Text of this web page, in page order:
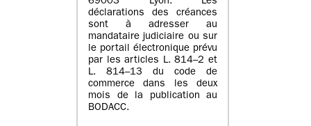
déclarations des créances
sont à adresser au
mandataire judiciaire ou sur
le portail électronique prévu
par les articles L. 814–2 et
L. 814–13 du code de
commerce dans les deux
mois de la publication au
BODACC.